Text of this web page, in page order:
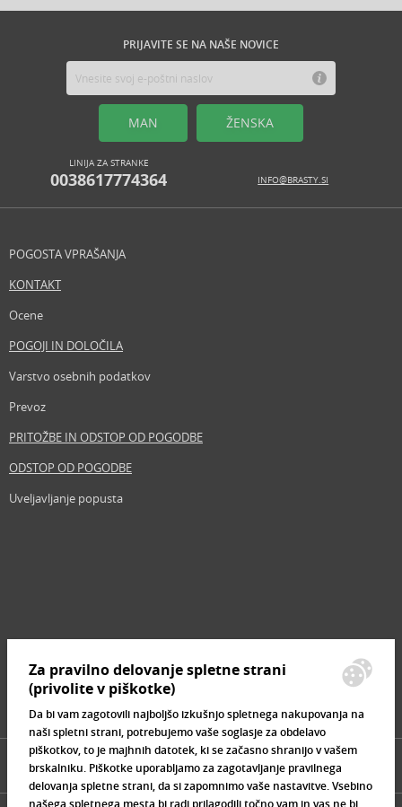
PRIJAVITE SE NA NAŠE NOVICE
MAN ŽENSKA
LINIJA ZA STRANKE
0038617774364 INFO@BRASTY.SI
POGOSTA VPRAŠANJA
KONTAKT
Ocene
POGOJI IN DOLOČILA
Varstvo osebnih podatkov
Prevoz
PRITOŽBE IN ODSTOP OD POGODBE
ODSTOP OD POGODBE
Uveljavljanje popusta
Znamke, ki se prodajajo
Za pravilno delovanje spletne strani
(privolite v piškotke)
Da bi vam zagotovili najboljšo izkušnjo spletnega nakupovanja na
naši spletni strani, potrebujemo vaše soglasje za obdelavo
piškotkov, to je majhnih datotek, ki se začasno shranijo v vašem
brskalniku. Piškotke uporabljamo za zagotavljanje pravilnega
delovanja spletne strani, da si zapomnimo vaše nastavitve. Vsebino